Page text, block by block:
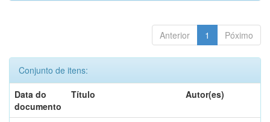
Anterior 1 Póximo
Conjunto de itens:
Data do
documento
Título Autor(es)